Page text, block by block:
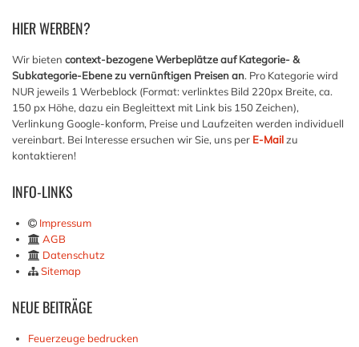
HIERWERBEN?
Wir bieten context-bezogene Werbeplätze auf Kategorie- &
Subkategorie-Ebene zu vernünftigen Preisen an. Pro Kategorie wird
NUR jeweils 1 Werbeblock (Format: verlinktes Bild 220px Breite, ca.
150 px Höhe, dazu ein Begleittext mit Link bis 150 Zeichen),
Verlinkung Google-konform, Preise und Laufzeiten werden individuell
vereinbart. Bei Interesse ersuchen wir Sie, uns per E-Mailzu
kontaktieren!
INFO-LINKS
Impressum
AGB
Datenschutz
Sitemap
NEUEBEITRÄGE
Feuerzeuge bedrucken